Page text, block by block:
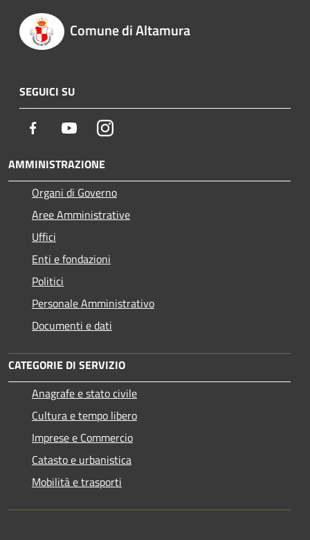
Comune di Altamura
SEGUICI SU
Facebook YoutubeInstagram
AMMINISTRAZIONE
Organi di Governo
Aree Amministrative
Uffici
Enti e fondazioni
Politici
Personale Amministrativo
Documenti e dati
CATEGORIE DI SERVIZIO
Anagrafe e stato civile
Cultura e tempo libero
Imprese e Commercio
Catasto e urbanistica
Mobilità e trasporti